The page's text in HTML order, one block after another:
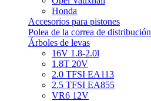
Honda
Accesorios para pistones
Polea de la correa de distribución
Árboles de levas
16V 1.8-2.0l
1.8T 20V
2.0 TFSI EA113
2.5 TFSI EA855
VR6 12V